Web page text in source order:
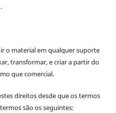
o material em qualquer suporte
transformar, e criar a partir do
que comercial.
direitos desde que os termos
são os seguintes: